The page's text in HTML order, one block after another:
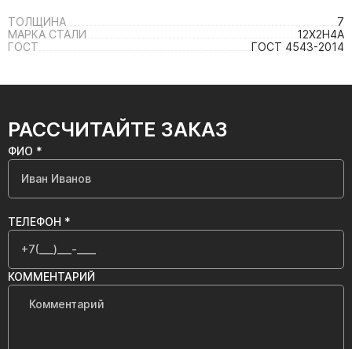
ТОЛЩИНА
7
МАРКА СТАЛИ
12Х2Н4А
ГОСТ
ГОСТ 4543-2014
РАССЧИТАЙТЕ ЗАКАЗ
ФИО *
ТЕЛЕФОН *
КОММЕНТАРИЙ